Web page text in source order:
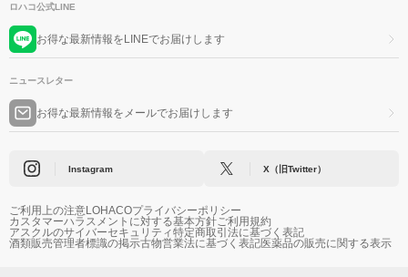
ロハコ公式LINE
お得な最新情報をLINEでお届けします
ニュースレター
お得な最新情報をメールでお届けします
Instagram X（旧Twitter）
ご利用上の注意LOHACOプライバシーポリシー
カスタマーハラスメントに対する基本方針ご利用規約
アスクルのサイバーセキュリティ特定商取引法に基づく表記
酒類販売管理者標識の掲示古物営業法に基づく表記医薬品の販売に関する表示